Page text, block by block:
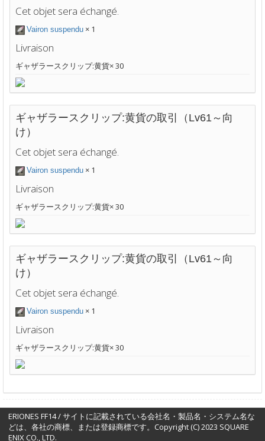
Cet objet sera échangé.
Vairon suspendu × 1
Livraison
ギャザラースクリップ:黄貨× 30
ギャザラースクリップ:黄貨の取引（Lv61～向
け）
Cet objet sera échangé.
Vairon suspendu × 1
Livraison
ギャザラースクリップ:黄貨× 30
ギャザラースクリップ:黄貨の取引（Lv61～向
け）
Cet objet sera échangé.
Vairon suspendu × 1
Livraison
ギャザラースクリップ:黄貨× 30
ERIONES FF14 / サイトに記載されている会社名・製品名・システム名な
どは、各社の商標、または登録商標です。Copyright (C) 2023 SQUARE
ENIX CO., LTD.